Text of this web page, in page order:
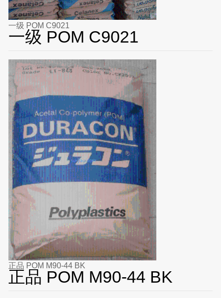
一级 POM C9021
一级 POM C9021
正品 POM M90-44 BK
正品 POM M90-44 BK